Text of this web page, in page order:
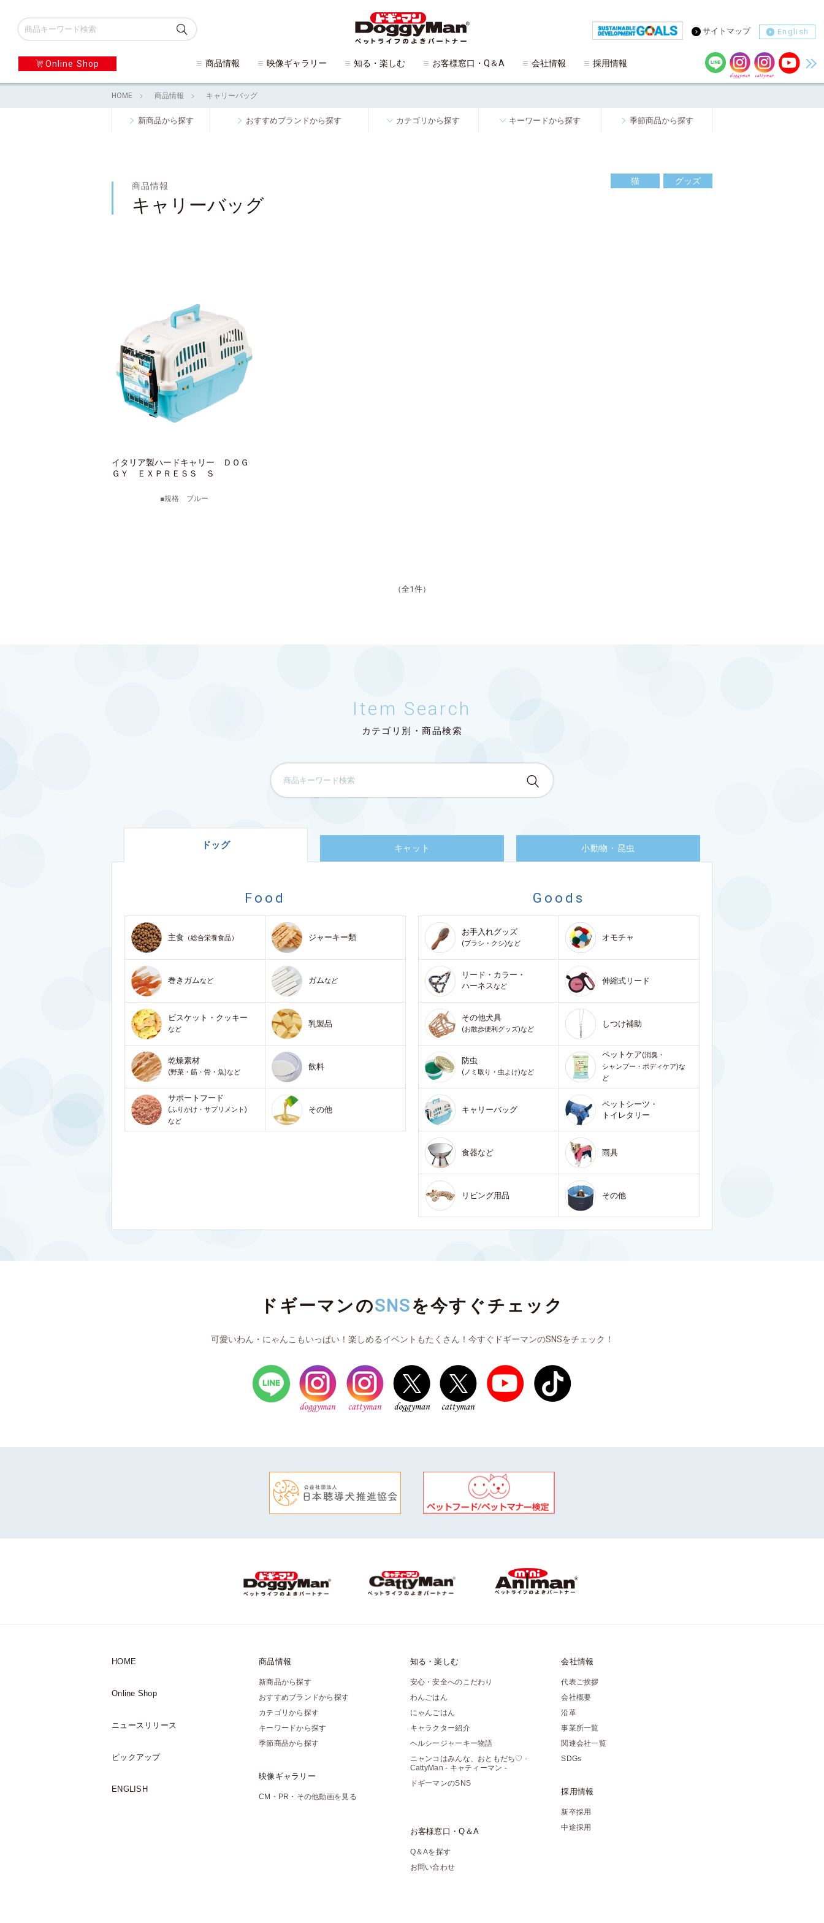
Online Shop 商品情報 映像ギャラリー 知る・楽しむ お客様窓口・Q＆A 会社情報 採用情報
サイトマップ English
HOME 商品情報 キャリーバッグ
新商品から探す おすすめブランドから探す カテゴリから探す キーワードから探す 季節商品から探す
商品情報
キャリーバッグ
猫 グッズ
イタリア製ハードキャリー ＤＯＧ
ＧＹ ＥＸＰＲＥＳＳ Ｓ
規格 ブルー
（全1件）
Item Search
カテゴリ別・商品検索
ドッグ キャット 小動物・昆虫
Food
主食 （総合栄養食品） ジャーキー類
巻きガムなど ガムなど
ビスケット・クッキー
など
乳製品
乾燥素材
(野菜・筋・骨・魚)など
飲料
サポートフード
(ふりかけ・サプリメント)
など
その他
Goods
お手入れグッズ
(ブラシ・クシ)など
オモチャ
リード・カラー・
ハーネスなど
伸縮式リード
その他犬具
(お散歩便利グッズ)など
しつけ補助
防虫
(ノミ取り・虫よけ)など
ペットケア(消臭・
シャンプー・ボディケア)な
ど
キャリーバッグ
ペットシーツ・
トイレタリー
食器など 雨具
リビング用品 その他
ドギーマンのSNSを今すぐチェック
可愛いわん・にゃんこもいっぱい！楽しめるイベントもたくさん！今すぐドギーマンのSNSをチェック！
HOME 商品情報
新商品から探す
おすすめブランドから探す
カテゴリから探す
キーワードから探す
季節商品から探す
映像ギャラリー
CM・PR・その他動画を見る
知る・楽しむ
安心・安全へのこだわり
わんごはん
にゃんごはん
キャラクター紹介
ヘルシージャーキー物語
ニャンコはみんな、おともだち♡ -
CattyMan - キャティーマン -
ドギーマンのSNS
お客様窓口・Q＆A
Q＆Aを探す
お問い合わせ
会社情報
代表ご挨拶
会社概要
沿革
事業所一覧
関連会社一覧
SDGs
採用情報
新卒採用
中途採用
Online Shop
ニュースリリース
ピックアップ
ENGLISH